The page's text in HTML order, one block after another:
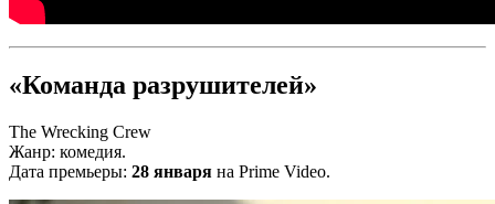
«Команда разрушителей»
The Wrecking Crew
Жанр: комедия.
Дата премьеры: 28 января на Prime Video.